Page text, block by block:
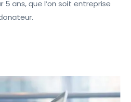
5 ans, que l’on soit entreprise